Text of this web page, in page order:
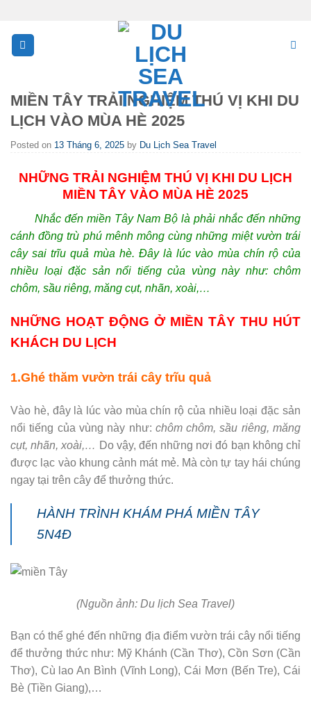
content
MIỀN TÂY TRẢI NGHIỆM THÚ VỊ KHI DU
LỊCH VÀO MÙA HÈ 2025
Posted on 13 Tháng 6, 2025 by Du Lịch Sea Travel
NHỮNG TRẢI NGHIỆM THÚ VỊ KHI DU LỊCH
MIỀN TÂY VÀO MÙA HÈ 2025
Nhắc đến miền Tây Nam Bộ là phải nhắc đến những
cánh đồng trù phú mênh mông cùng những miệt vườn trái
cây sai trĩu quả mùa hè. Đây là lúc vào mùa chín rộ của
nhiều loại đặc sản nổi tiếng của vùng này như: chôm
chôm, sầu riêng, măng cụt, nhãn, xoài,…
NHỮNG HOẠT ĐỘNG Ở MIỀN TÂY THU HÚT
KHÁCH DU LỊCH
1.Ghé thăm vườn trái cây trĩu quả
Vào hè, đây là lúc vào mùa chín rộ của nhiều loại đặc sản
nổi tiếng của vùng này như: chôm chôm, sầu riêng, măng
cụt, nhãn, xoài,… Do vậy, đến những nơi đó bạn không chỉ
được lạc vào khung cảnh mát mẻ. Mà còn tự tay hái chúng
ngay tại trên cây để thưởng thức.
HÀNH TRÌNH KHÁM PHÁ MIỀN TÂY
5N4Đ
(Nguồn ảnh: Du lịch Sea Travel)
Bạn có thể ghé đến những địa điểm vườn trái cây nổi tiếng
để thưởng thức như: Mỹ Khánh (Cần Thơ), Cồn Sơn (Cần
Thơ), Cù lao An Bình (Vĩnh Long), Cái Mơn (Bến Tre), Cái
Bè (Tiền Giang),…